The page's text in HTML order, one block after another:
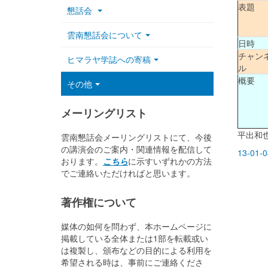
表題
日時
チャン
ル
概要
平出和
13-01-
懇話会
雲南懇話会について
ヒマラヤ学誌への寄稿
その他
メーリングリスト
雲南懇話会メーリングリストにて、今後
の講演会のご案内・関連情報を配信して
おります。 こちらに示すいずれかの方法
でご連絡いただければと思います。
著作権について
媒体の如何を問わず、本ホームページに
掲載している全体または1部を転載或い
は複製し、頒布などの目的による利用を
希望される時は、事前にご連絡くださ